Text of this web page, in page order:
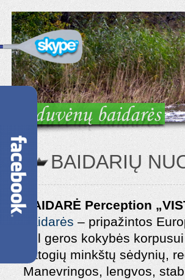
BAIDARIŲ
BAIDARĖ Perception
baidarės – pripažintos
dėl geros kokybės
patogių minkštų sėdynių,
Manevringos, lengvos,